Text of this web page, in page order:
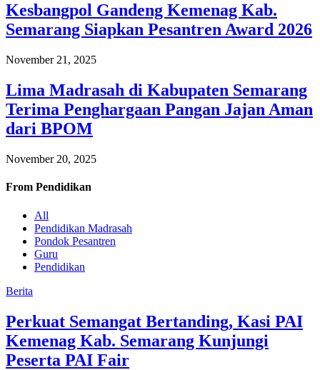
Kesbangpol Gandeng Kemenag Kab.
Semarang Siapkan Pesantren Award 2026
November 21, 2025
Lima Madrasah di Kabupaten Semarang
Terima Penghargaan Pangan Jajan Aman
dari BPOM
November 20, 2025
From Pendidikan
All
Pendidikan Madrasah
Pondok Pesantren
Guru
Pendidikan
Berita
Perkuat Semangat Bertanding, Kasi PAI
Kemenag Kab. Semarang Kunjungi
Peserta PAI Fair